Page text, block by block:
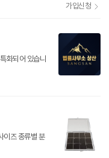
가입신청
화되어 있습니
즈 종류별 분